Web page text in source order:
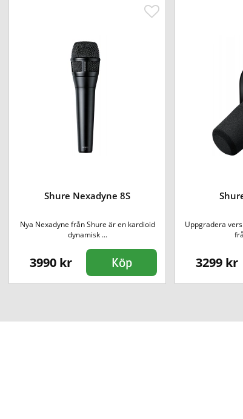
Shure Nexadyne 8S
Nya Nexadyne från Shure är en kardioid
dynamisk ...
3990 kr Köp
Uppgradera
3299 kr